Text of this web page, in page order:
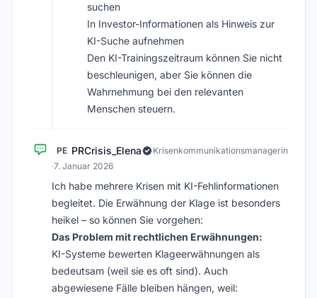
suchen
In Investor-Informationen als Hinweis zur
KI-Suche aufnehmen
Den KI-Trainingszeitraum können Sie nicht
beschleunigen, aber Sie können die
Wahrnehmung bei den relevanten
Menschen steuern.
PE PRCrisis_Elena
Krisenkommunikationsmanagerin
·7. Januar 2026
Ich habe mehrere Krisen mit KI-Fehlinformationen
begleitet. Die Erwähnung der Klage ist besonders
heikel – so können Sie vorgehen:
Das Problem mit rechtlichen Erwähnungen:
KI-Systeme bewerten Klageerwähnungen als
bedeutsam (weil sie es oft sind). Auch
abgewiesene Fälle bleiben hängen, weil: